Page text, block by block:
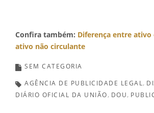
Confira também: Diferença entre ativo
ativo não circulante
SEM CATEGORIA
AGÊNCIA DE PUBLICIDADE LEGAL
DIÁRIO OFICIAL DA UNIÃO DOU